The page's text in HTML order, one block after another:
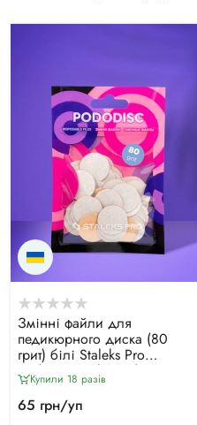
Змінні файли для
педикюрного диска (80
грит) білі Staleks Pro
PodoDisc M (50 шт)
Купили 18 разiв
65 грн/уп